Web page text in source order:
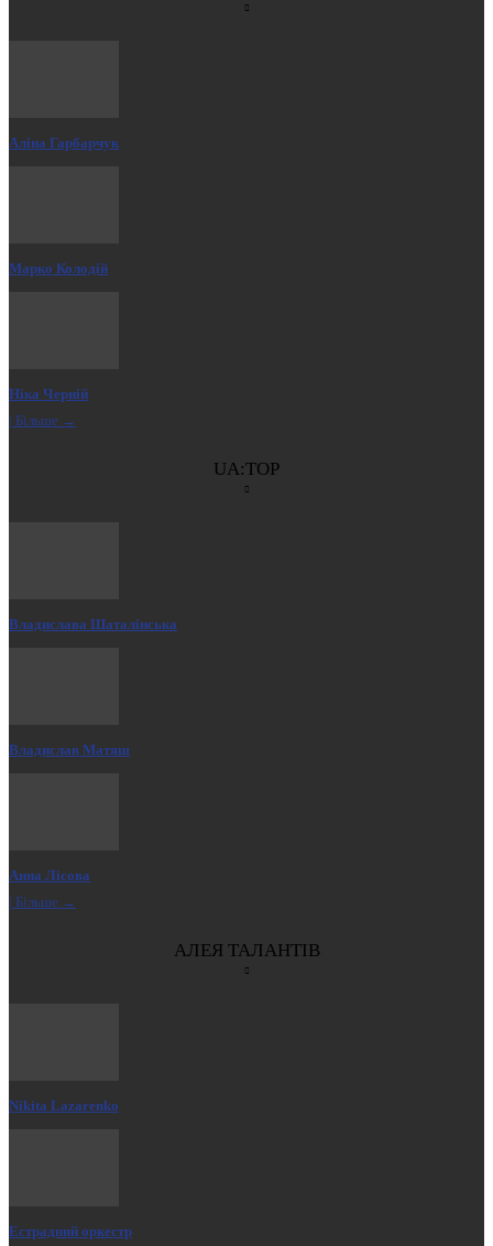
Аліна Гарбарчук
Марко Колодій
Ніка Черній
| Більше →
UA:TOP
Владислава Шаталінська
Владислав Матяш
Анна Лісова
| Більше →
АЛЕЯ ТАЛАНТІВ
Nikita Lazarenko
Естрадний оркестр